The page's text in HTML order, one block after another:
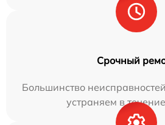
Срочный
Большинство
устраняем в